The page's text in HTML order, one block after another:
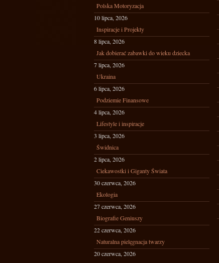
Polska Motoryzacja
10 lipca, 2026
Inspiracje i Projekty
8 lipca, 2026
Jak dobierać zabawki do wieku dziecka
7 lipca, 2026
Ukraina
6 lipca, 2026
Podziemie Finansowe
4 lipca, 2026
Lifestyle i inspiracje
3 lipca, 2026
Świdnica
2 lipca, 2026
Ciekawostki i Giganty Świata
30 czerwca, 2026
Ekologia
27 czerwca, 2026
Biografie Geniuszy
22 czerwca, 2026
Naturalna pielęgnacja twarzy
20 czerwca, 2026